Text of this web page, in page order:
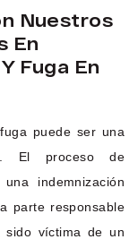
Nuestros
En
Fuga En
puede ser una
El proceso de
indemnización
parte responsable
sido víctima de un